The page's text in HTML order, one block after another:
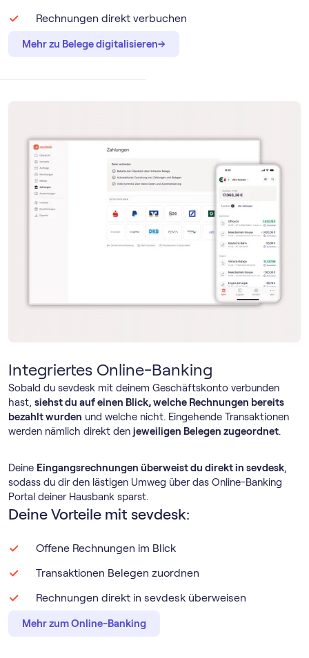
Rechnungen direkt verbuchen
Mehr zu Belege digitalisieren→
→
Integriertes Online-Banking
Sobald du sevdesk mit deinem Geschäftskonto verbunden
hast, siehst du auf einen Blick, welche Rechnungen bereits
bezahlt wurden und welche nicht. Eingehende Transaktionen
werden nämlich direkt den jeweiligen Belegen zugeordnet.
Deine Eingangsrechnungen überweist du direkt in sevdesk,
sodass du dir den lästigen Umweg über das Online-Banking
Portal deiner Hausbank sparst.
Deine Vorteile mit sevdesk:
Offene Rechnungen im Blick
Transaktionen Belegen zuordnen
Rechnungen direkt in sevdesk überweisen
Mehr zum Online-Banking